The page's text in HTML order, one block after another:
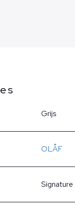
Grijs
OLÅF
Signature